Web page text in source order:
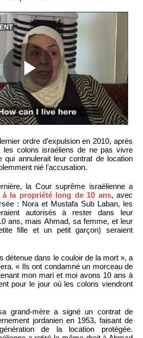
ordre d’expulsion en 2010, après
les colons israéliens de ne pas vivre
qui annulerait leur contrat de location
nié l’accusation.
la Cour suprême israélienne a
la propriété long de 10 ans, avec
: Nora et Mustafa Sub Laban, les
autorisés à rester dans leur
ans, mais Ahmad, sa femme, et leur
fille et un petit garçon) seraient
détenue dans le couloir de la mort », a
« Ils ont condamné un morceau de
mon mari et moi avons 10 ans à
pour le jour où les colons viendront
grand-mère a signé un contrat de
jordanien en 1953, faisant de
de la location protégée.